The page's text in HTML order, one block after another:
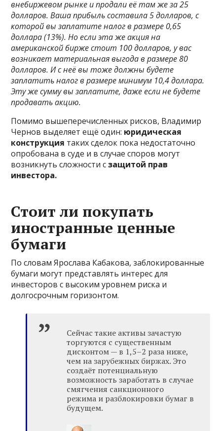
внебиржевом рынке и продали её там же за 25
долларов. Ваша прибыль составила 5 долларов, с
которой вы заплатите налог в размере 0,65
доллара (13%). Но если эта же акция на
американской бирже стоит 100 долларов, у вас
возникает материальная выгода в размере 80
долларов. И с неё вы тоже должны будете
заплатить налог в размере минимум 10,4 доллара.
Эту же сумму вы заплатите, даже если не будете
продавать акцию.
Помимо вышеперечисленных рисков, Владимир
Чернов выделяет ещё один: юридическая
конструкция таких сделок пока недостаточно
опробована в суде и в случае споров могут
возникнуть сложности сзащитой прав
инвестора.
Стоит ли покупать
иностранные ценные
бумаги
По словам Ярослава Кабакова, заблокированные
бумаги могут представлять интерес для
инвесторов с высоким уровнем риска и
долгосрочным горизонтом.
Сейчас такие активы зачастую
торгуются с существенным
дисконтом — в 1,5–2 раза ниже,
чем на зарубежных биржах. Это
создаёт потенциальную
возможность заработать в случае
смягчения санкционного
режима и разблокировки бумаг в
будущем.